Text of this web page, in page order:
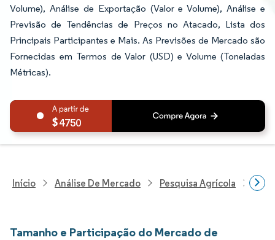
Volume), Análise de Exportação (Valor e Volume), Análise e
Previsão de Tendências de Preços no Atacado, Lista dos
Principais Participantes e Mais. As Previsões de Mercado são
Fornecidas em Termos de Valor (USD) e Volume (Toneladas
Métricas).
4750
Início Análise De Mercado Pesquisa Agrícola
Tamanho e Participação do Mercado de